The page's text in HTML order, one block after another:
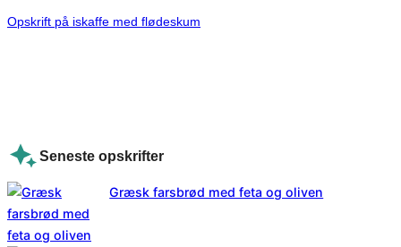
Opskrift på iskaffe med flødeskum
Seneste opskrifter
Græsk farsbrød med feta og oliven